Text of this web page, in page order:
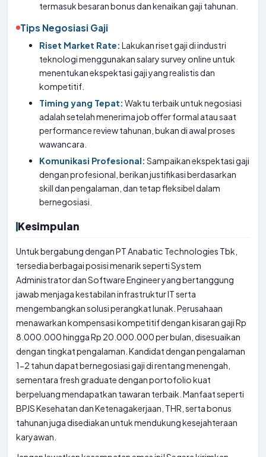
termasuk besaran bonus dan kenaikan gaji tahunan.
Tips Negosiasi Gaji
Riset Market Rate: Lakukan riset gaji di industri
teknologi menggunakan salary survey online untuk
menentukan ekspektasi gaji yang realistis dan
kompetitif.
Timing yang Tepat: Waktu terbaik untuk negosiasi
adalah setelah menerima job offer formal atau saat
performance review tahunan, bukan di awal proses
wawancara.
Komunikasi Profesional: Sampaikan ekspektasi gaji
dengan profesional, berikan justifikasi berdasarkan
skill dan pengalaman, dan tetap fleksibel dalam
bernegosiasi.
Kesimpulan
Untuk bergabung dengan PT Anabatic Technologies Tbk,
tersedia berbagai posisi menarik seperti System
Administrator dan Software Engineer yang bertanggung
jawab menjaga kestabilan infrastruktur IT serta
mengembangkan solusi perangkat lunak. Perusahaan
menawarkan kompensasi kompetitif dengan kisaran gaji Rp
8.000.000 hingga Rp 20.000.000 per bulan, disesuaikan
dengan tingkat pengalaman. Kandidat dengan pengalaman
1-2 tahun dapat bernegosiasi gaji di rentang menengah,
sementara fresh graduate dengan portofolio kuat
berpeluang mendapatkan tawaran terbaik. Manfaat seperti
BPJS Kesehatan dan Ketenagakerjaan, THR, serta bonus
tahunan juga disediakan untuk mendukung kesejahteraan
karyawan.